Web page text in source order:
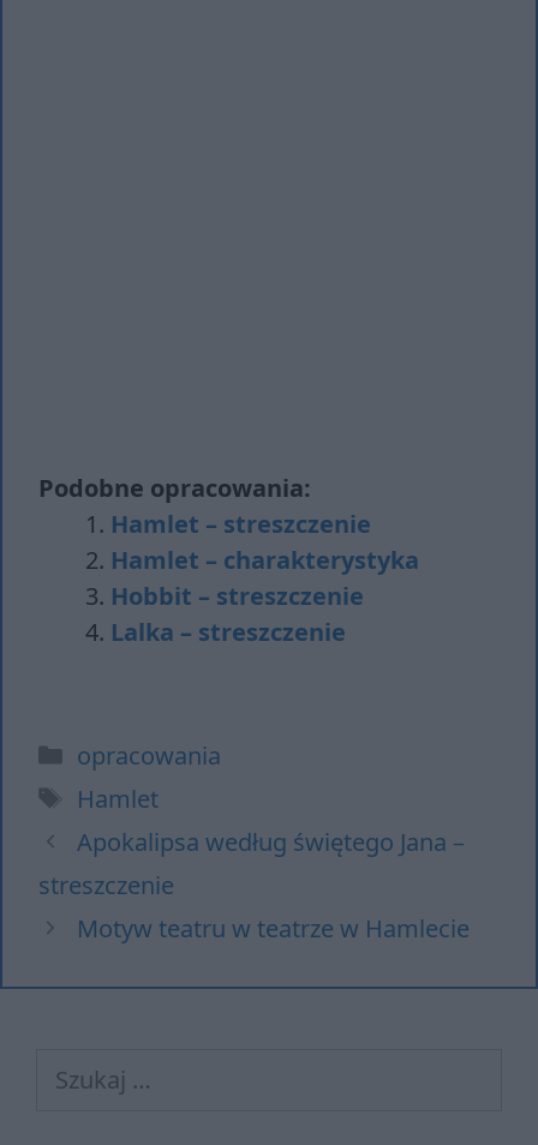
Podobne opracowania:
Hamlet – streszczenie
Hamlet – charakterystyka
Hobbit – streszczenie
Lalka – streszczenie
Kategorie
opracowania
Tagi
Hamlet
Apokalipsa według świętego Jana –
streszczenie
Motyw teatru w teatrze w Hamlecie